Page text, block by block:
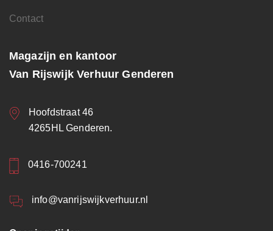
Contact
Magazijn en kantoor
Van Rijswijk Verhuur Genderen
Hoofdstraat 46
4265HL Genderen.
0416-700241
info@vanrijswijkverhuur.nl